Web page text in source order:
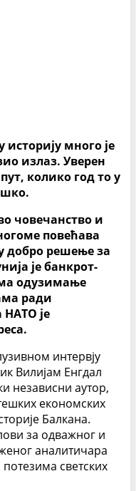
историју много је
излаз. Уверен
колико год то у
човечанство и
повећава
добро решење за
је банкрот-
одузимање
ради
НАТО је
интервју
Вилијам Енгдал
независни аутор,
економских
Балкана.
за одважног и
аналитичара
светских